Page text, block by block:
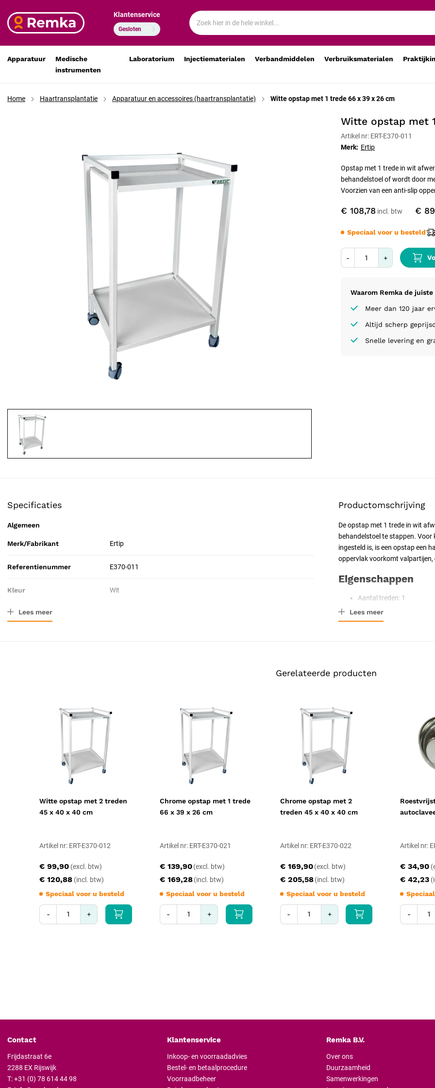
Klantenservice
Gesloten
Apparatuur
Medische
instrumenten
Laboratorium Injectiematerialen Verbandmiddelen Verbruiksmaterialen
Home Haartransplantatie Apparatuur en accessoires (haartransplantatie) Witte opstap met 1 trede 66 x 39 x 26 cm
Witte opstap met
€ 108,78 €
Witte opstap met 1 trede 66 x 39 x 26 cm
€ 108,78
€ 89,90
- +
Merk: Ertip
Waarom Remka de juiste
Meer dan 120 jaar
Altijd scherp
Snelle levering en
Artikel nr: ERT-E370-011
Speciaal voor u besteld
Opstap met 1 trede in wit
behandelstoel of wordt door
Voorzien van een anti-slip
Specificaties
Algemeen
Merk/Fabrikant Ertip
Referentienummer E370-011
Kleur Wit
Resorbeerbaar (hechtdraad)
Lees meer
Productomschrijving
De opstap met 1 trede in wit
behandelstoel te stappen.
ingesteld is, is een opstap een
oppervlak voorkomt
Eigenschappen
Aantal treden: 1
Afmetingen: 66 x 39 x 26
Eén-trede vs twee-
hogere bovenste trede en is
mobiliteit die graag in twee
Wit gepoedercoat
De witte uitvoering (E370-011
kliniekinterieurs. De chrome
klinieken met volledig RVS-
Behandelstoel Elegance
E370-022 chrome)
Onderhoud
Reinig na elke patiëntdag met
gecoate afwerking is bestand
maandelijks de zwenkwielen,
Lees meer
Gerelateerde producten
Witte opstap met 2 treden
45 x 40 x 40 cm
Artikel nr: ERT-E370-012
€ 120,88
€ 99,90
Speciaal voor u besteld
- +
Chrome opstap met 1 trede
66 x 39 x 26 cm
Artikel nr: ERT-E370-021
€ 169,28
€ 139,90
Speciaal voor u besteld
- +
Chrome opstap met 2
treden 45 x 40 x 40 cm
Artikel nr: ERT-E370-022
€ 205,58
€ 169,90
Speciaal voor u besteld
- +
Artikel nr:
€ 42,23
€ 34,90
-
Contact
Frijdastraat 6e
2288 EX Rijswijk
T:+31 (0) 78 614 44 98
Klantenservice
Inkoop- en voorraadadvies
Bestel- en betaalprocedure
Voorraadbeheer
Remka B.V.
Over ons
Duurzaamheid
Samenwerkingen